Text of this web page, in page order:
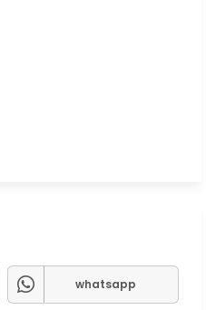
whatsapp